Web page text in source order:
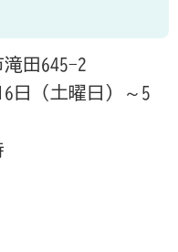
645-2
（土曜日）～5